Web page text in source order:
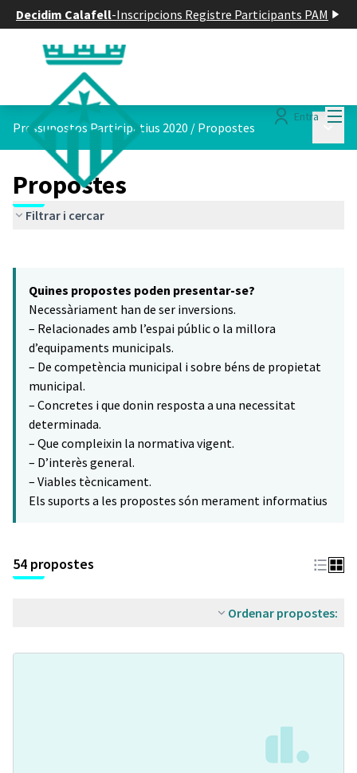
Decidim Calafell-Inscripcions Registre Participants PAM
Entra
Pressupostos Participatius 2020 / Propostes
Propostes
Filtrar i cercar
−
Quines propostes poden presentar-se?
Necessàriament han de ser inversions.
– Relacionades amb l’espai públic o la millora
d’equipaments municipals.
– De competència municipal i sobre béns de propietat
municipal.
– Concretes i que donin resposta a una necessitat
determinada.
– Que compleixin la normativa vigent.
– D’interès general.
– Viables tècnicament.
Els suports a les propostes són merament informatius
54 propostes
Ordenar propostes: